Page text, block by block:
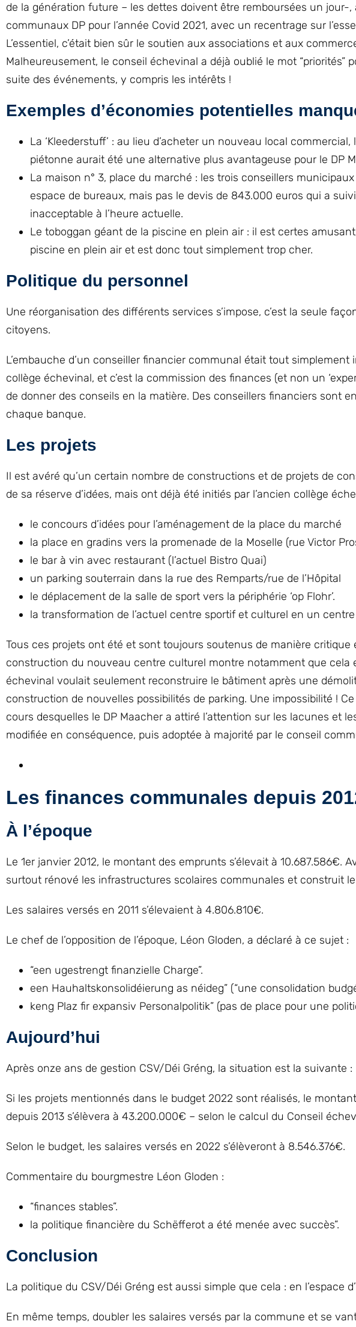
de la génération future – les dettes doivent être remboursées un jour-,
communaux DP pour l’année Covid 2021, avec un recentrage sur
L’essentiel, c’était bien sûr le soutien aux associations et aux
Malheureusement, le conseil échevinal a déjà oublié le mot
suite des événements, y compris les intérêts !
Exemples d’économies potentielles
La ‘Kleederstuff’ : au lieu d’acheter un nouveau local
piétonne aurait été une alternative plus avantageuse pour le DP
La maison n° 3, place du marché : les trois conseillers
espace de bureaux, mais pas le devis de 843.000 euros qui a
inacceptable à l’heure actuelle.
Le toboggan géant de la piscine en plein air : il est certes
piscine en plein air et est donc tout simplement trop cher.
Politique du personnel
Une réorganisation des différents services s’impose, c’est la seule
citoyens.
L’embauche d’un conseiller financier communal était tout
collège échevinal, et c’est la commission des finances (et non un
de donner des conseils en la matière. Des conseillers financiers sont
chaque banque.
Les projets
Il est avéré qu’un certain nombre de constructions et de projets de
de sa réserve d’idées, mais ont déjà été initiés par l’ancien collège
le concours d’idées pour l’aménagement de la place du marché
la place en gradins vers la promenade de la Moselle (rue Victor
le bar à vin avec restaurant (l’actuel Bistro Quai)
un parking souterrain dans la rue des Remparts/rue de l’Hôpital
le déplacement de la salle de sport vers la périphérie ‘op Flohr’.
la transformation de l’actuel centre sportif et culturel en un
Tous ces projets ont été et sont toujours soutenus de manière critique
construction du nouveau centre culturel montre notamment que cela
échevinal voulait seulement reconstruire le bâtiment après une
construction de nouvelles possibilités de parking. Une impossibilité !
cours desquelles le DP Maacher a attiré l’attention sur les lacunes et
modifiée en conséquence, puis adoptée à majorité par le conseil
Les finances communales depuis
À l’époque
Le 1er janvier 2012, le montant des emprunts s’élevait à 10.687.586€.
surtout rénové les infrastructures scolaires communales et construit
Les salaires versés en 2011 s’élevaient à 4.806.810€.
Le chef de l’opposition de l’époque, Léon Gloden, a déclaré à ce sujet :
“een ugestrengt finanzielle Charge”.
een Hauhaltskonsolidéierung as néideg” (“une consolidation
keng Plaz fir expansiv Personalpolitik” (pas de place pour une
Aujourd’hui
Après onze ans de gestion CSV/Déi Gréng, la situation est la suivante :
Si les projets mentionnés dans le budget 2022 sont réalisés, le
depuis 2013 s’élèvera à 43.200.000€ – selon le calcul du Conseil
Selon le budget, les salaires versés en 2022 s’élèveront à 8.546.376€.
Commentaire du bourgmestre Léon Gloden :
“finances stables”.
la politique financière du Schëfferot a été menée avec succès”.
Conclusion
La politique du CSV/Déi Gréng est aussi simple que cela : en l’espace
En même temps, doubler les salaires versés par la commune et se